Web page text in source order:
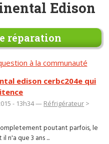
Edison
réparation
à la communauté
edison cerbc204e qui
- 13h34 — Réfrigérateur >
poutant parfois, le
n'a que 3 ans ...